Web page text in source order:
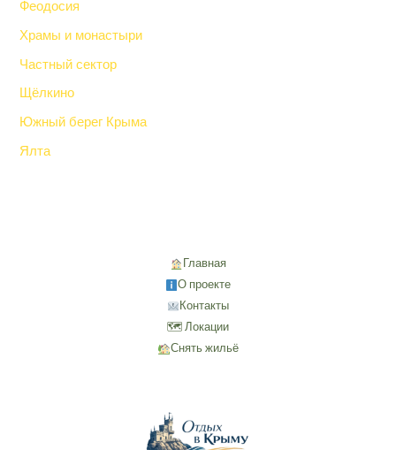
Феодосия
Храмы и монастыри
Частный сектор
Щёлкино
Южный берег Крыма
Ялта
Главная
О проекте
Контакты
🗺 Локации
Снять жильё